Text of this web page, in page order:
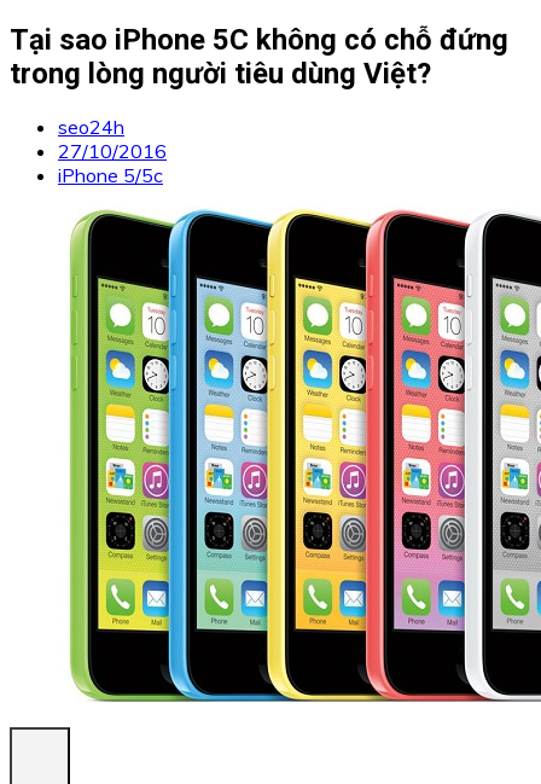
Tại sao iPhone 5C không có chỗ đứng
trong lòng người tiêu dùng Việt?
seo24h
27/10/2016
iPhone 5/5c